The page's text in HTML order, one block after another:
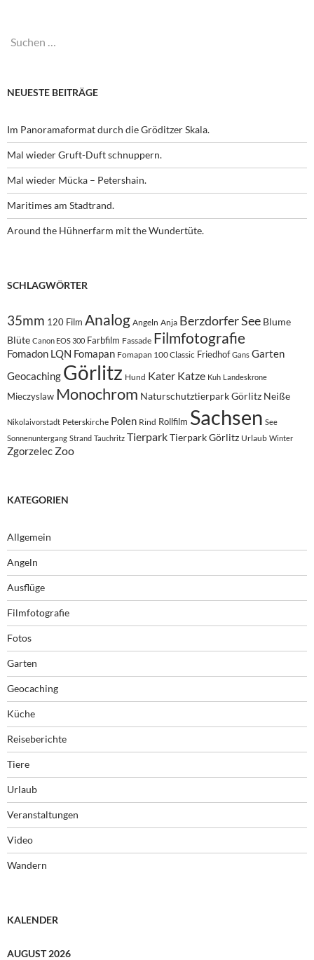
Suchen
NEUESTE BEITRÄGE
Im Panoramaformat durch die Gröditzer Skala.
Mal wieder Gruft-Duft schnuppern.
Mal wieder Mücka – Petershain.
Maritimes am Stadtrand.
Around the Hühnerfarm mit the Wundertüte.
SCHLAGWÖRTER
35mm 120 Film Analog Angeln Anja Berzdorfer See Blume
Blüte Canon EOS 300 Farbfilm Fassade Filmfotografie
Fomadon LQN Fomapan Fomapan 100 Classic Friedhof Gans Garten
Geocaching Görlitz Hund Kater Katze Kuh Landeskrone
Mieczyslaw Monochrom Naturschutztierpark Görlitz Neiße
Nikolaivorstadt Peterskirche Polen Rind Rollfilm Sachsen See
Sonnenuntergang Strand Tauchritz TierparkTierpark Görlitz Urlaub Winter
Zgorzelec Zoo
KATEGORIEN
Allgemein
Angeln
Ausflüge
Filmfotografie
Fotos
Garten
Geocaching
Küche
Reiseberichte
Tiere
Urlaub
Veranstaltungen
Video
Wandern
KALENDER
AUGUST 2026